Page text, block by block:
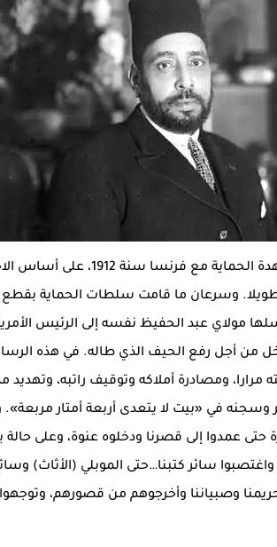
إذا كان المولى عبد الحفيظ وقع معاهدة
وسرعان ما قامت سلطات الحماية بقطع
مولاي عبد الحفيظ نفسه إلى الرئيس
يطلب منه التدخل من أجل رفع الحيف الذي طاله. في
مرارا، ومصادرة أملاكه وتوقيف راتبه، وتهديد
وسجنه في «بيت لا يتعدى أربعة أمتار
عمدوا إلى قصرنا ودخلوه عنوة، وعلى
سائر كتبنا…حتى الموبلي (الأثاث)
وصبياننا وأخرجوهم من قصورهم،